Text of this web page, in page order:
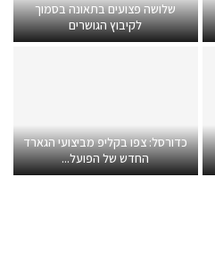
שלושה פצועים בתאונה בסמוך
לקיבוץ הגושרים
כדורסל: צפו בקליפ מביצועי הגארד
החדש של הפועל...